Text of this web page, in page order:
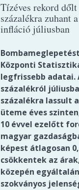
Tízéves rekord
százalékra zuhant
infláció júliusban
Központi
legfrissebb adatai.
százalékról
százalékra lassult
üteme éves
10 évvel ezelőtt
magyar
képest átlagosan
csökkentek az
közepén
szokványos